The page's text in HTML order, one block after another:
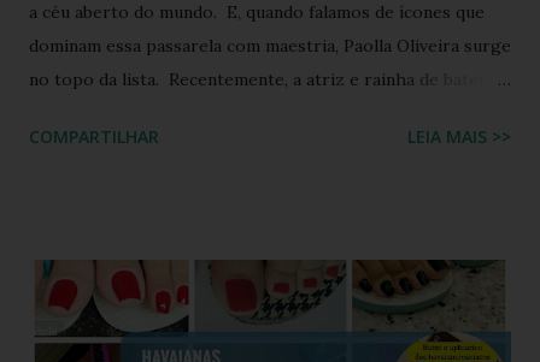
a céu aberto do mundo. E, quando falamos de ícones que
dominam essa passarela com maestria, Paolla Oliveira surge
no topo da lista. Recentemente, a atriz e rainha de bateria
preparação para o Camarote Havaianas , na Sapucaí. Com o
matéria, mergulhamos nos detalhes técnicos e estéticos do
look, com foco especial no calçado que desafiou as leis da
gravidade e da moda: o salto plataforma construído com
COMPARTILHAR LEIA MAIS >>